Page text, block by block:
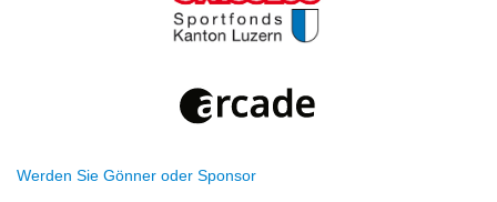
Werden Sie Gönner oder Sponsor